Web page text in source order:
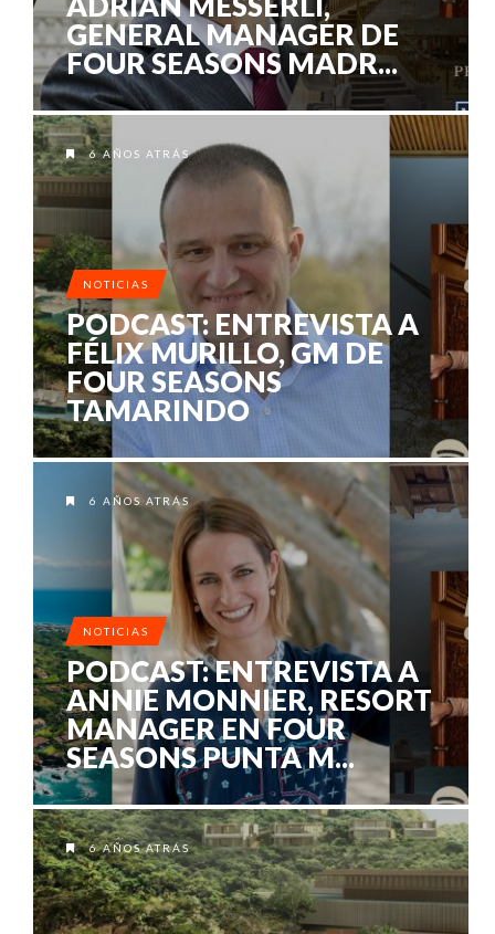
GENERAL MANAGER DE
FOUR SEASONS MADR...
6 AÑOS ATRÁS
NOTICIAS
PODCAST: ENTREVISTA A
FÉLIX MURILLO, GM DE
FOUR SEASONS
TAMARINDO
6 AÑOS ATRÁS
NOTICIAS
PODCAST: ENTREVISTA A
ANNIE MONNIER, RESORT
MANAGER EN FOUR
SEASONS PUNTA M...
6 AÑOS ATRÁS